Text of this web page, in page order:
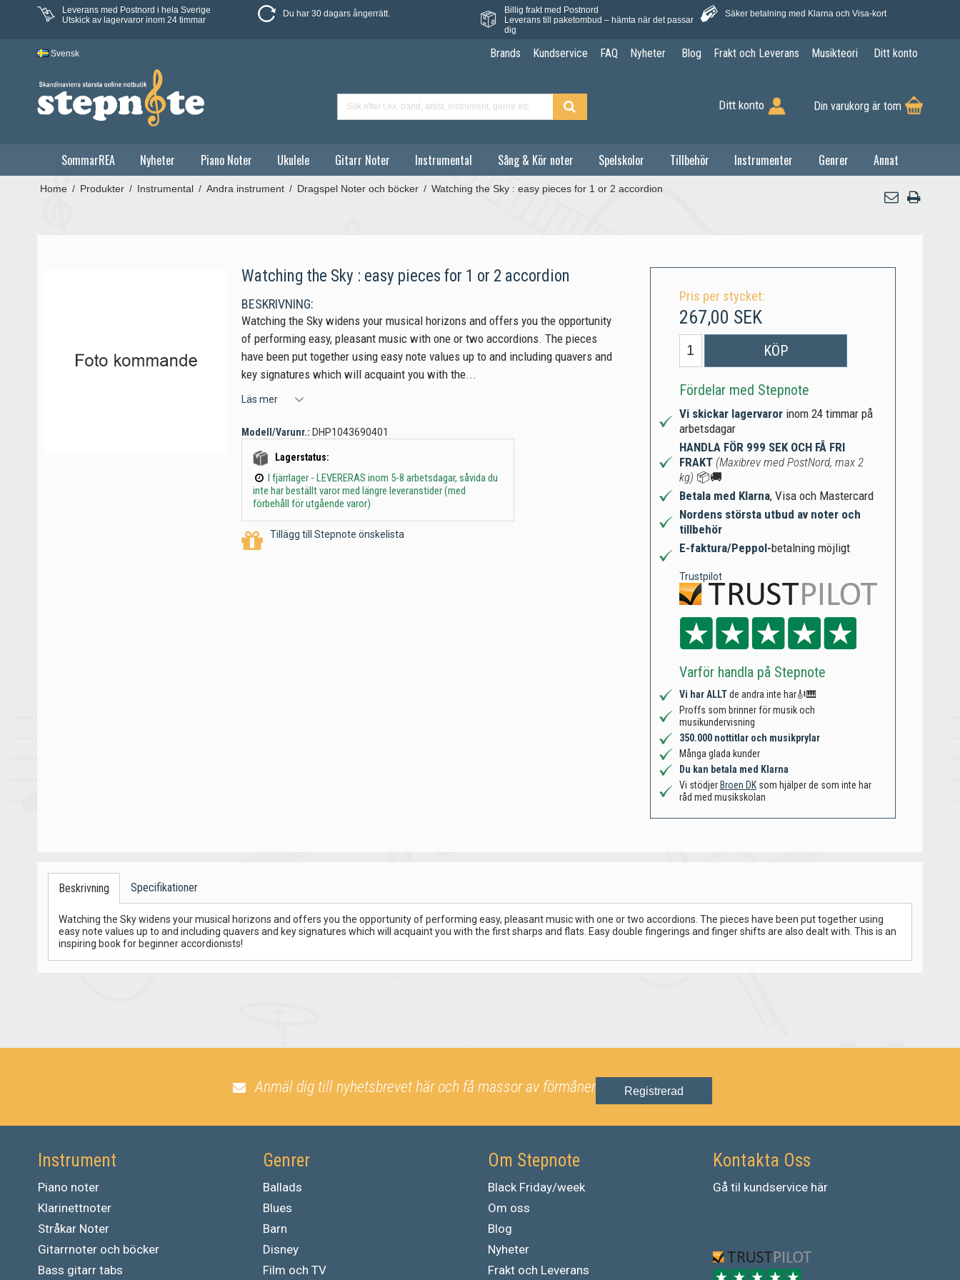
Leverans med Postnord i hela Sverige
Utskick av lagervaror inom 24 timmar
Du har 30 dagars ångerrätt.
Billig frakt med Postnord
Leverans till paketombud – hämta när det passar
dig
Säker betalning med Klarna och Visa-kort
Svensk Brands Kundservice FAQ Nyheter Blog Frakt och Leverans Musikteori Ditt konto
Ditt konto Din varukorg är tom
SommarREA Nyheter Piano Noter Ukulele Gitarr Noter Instrumental Sång & Kör noter Spelskolor Tillbehör Instrumenter Genrer Annat
Home / Produkter / Instrumental / Andra instrument / Dragspel Noter och böcker / Watching the Sky : easy pieces for 1 or 2 accordion
Watching the Sky : easy pieces for 1 or 2 accordion
BESKRIVNING:
Watching the Sky widens your musical horizons and offers you the opportunity
of performing easy, pleasant music with one or two accordions. The pieces
have been put together using easy note values up to and including quavers and
key signatures which will acquaint you with the...
Läs mer
Modell/Varunr.: DHP1043690401
Lagerstatus:
I fjärrlager - LEVERERAS inom 5-8 arbetsdagar, såvida du
inte har beställt varor med längre leveranstider (med
förbehåll för utgående varor)
Tillägg till Stepnote önskelista
Pris per stycket:
267,00 SEK
KÖP
Fördelar med Stepnote
Vi skickar lagervaror inom 24 timmar på
arbetsdagar
HANDLA FÖR 999 SEK OCH FÅ FRI
FRAKT (Maxibrev med PostNord, max 2
kg) 📦🚚
Betala med Klarna, Visa och Mastercard
Nordens största utbud av noter och
tillbehör
E-faktura/Peppol-betalning möjligt
Trustpilot
Varför handla på Stepnote
Vi har ALLTde andra inte har🎻🎹
Proffs som brinner för musik och
musikundervisning
350.000 nottitlar och musikprylar
Många glada kunder
Du kan betala med Klarna
Vi stödjer Broen DKsom hjälper de som inte har
råd med musikskolan
Beskrivning Specifikationer
Watching the Sky widens your musical horizons and offers you the opportunity of performing easy, pleasant music with one or two accordions. The pieces have been put together using
easy note values up to and including quavers and key signatures which will acquaint you with the first sharps and flats. Easy double fingerings and finger shifts are also dealt with. This is an
inspiring book for beginner accordionists!
Anmäl dig till nyhetsbrevet här och få massor av förmåner Registrerad
Instrument
Piano noter
Klarinettnoter
Stråkar Noter
Gitarrnoter och böcker
Bass gitarr tabs
Genrer
Ballads
Blues
Barn
Disney
Film och TV
Om Stepnote
Black Friday/week
Om oss
Blog
Nyheter
Frakt och Leverans
Kontakta Oss
Gå til kundservice här